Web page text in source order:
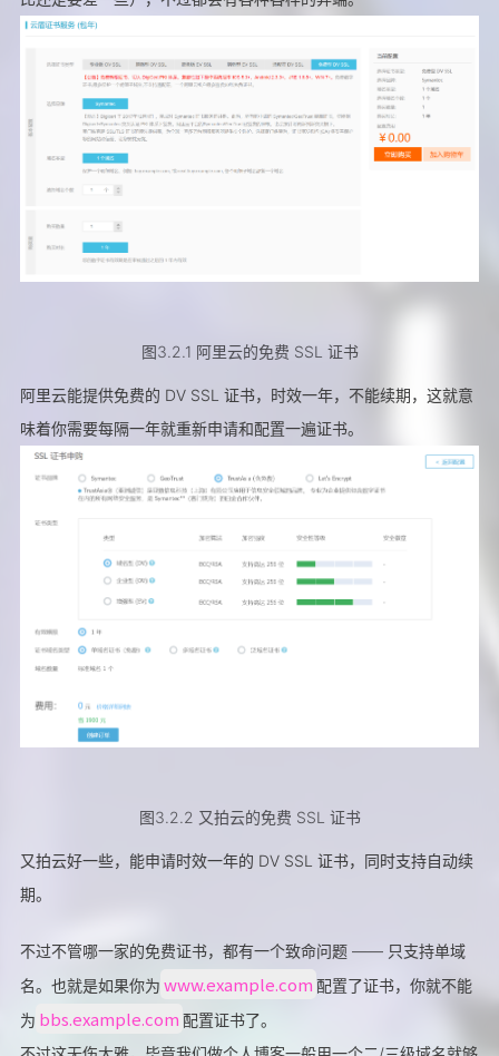
图3.2.1 阿里云的免费 SSL 证书
阿里云能提供免费的 DV SSL 证书，时效一年，不能续期，这就意
味着你需要每隔一年就重新申请和配置一遍证书。
图3.2.2 又拍云的免费 SSL 证书
又拍云好一些，能申请时效一年的 DV SSL 证书，同时支持自动续
期。
不过不管哪一家的免费证书，都有一个致命问题 —— 只支持单域
名。也就是如果你为 www.example.com 配置了证书，你就不能
为 bbs.example.com 配置证书了。